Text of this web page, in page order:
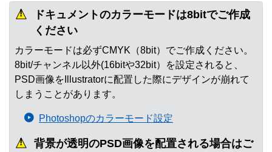
ドキュメントのカラーモードは8bitでご作成
ください
カラーモードは必ずCMYK（8bit）でご作成ください。
8bit/チャンネル以外(16bitや32bit）を設定されると、
PSD画像をIllustratorに配置した際にデザインが崩れて
しまうことがあります。
Photoshopのカラーモード設定
背景が透明のPSD画像を配置される場合はご